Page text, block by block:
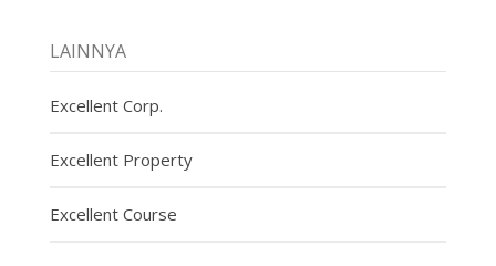
LAINNYA
Excellent Corp.
Excellent Property
Excellent Course